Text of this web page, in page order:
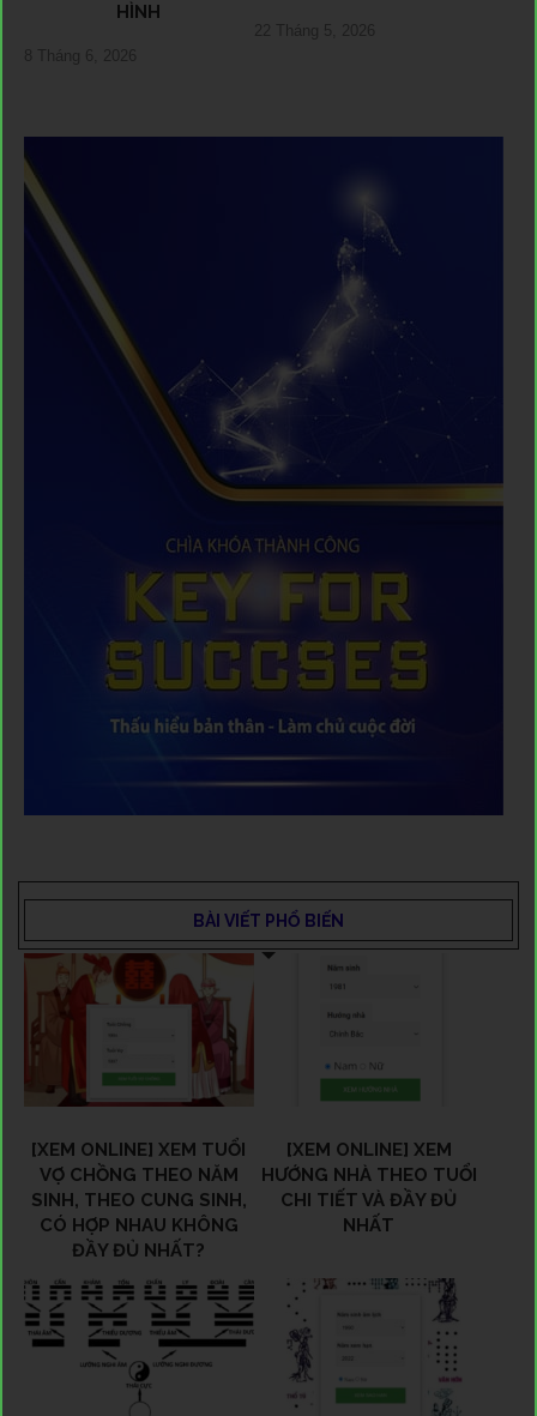
HÌNH
8 Tháng 6, 2026
22 Tháng 5, 2026
BÀI VIẾT PHỔ BIẾN
[XEM ONLINE] XEM TUỔI
VỢ CHỒNG THEO NĂM
SINH, THEO CUNG SINH,
CÓ HỢP NHAU KHÔNG
ĐẦY ĐỦ NHẤT?
[XEM ONLINE] XEM
HƯỚNG NHÀ THEO TUỔI
CHI TIẾT VÀ ĐẦY ĐỦ
NHẤT